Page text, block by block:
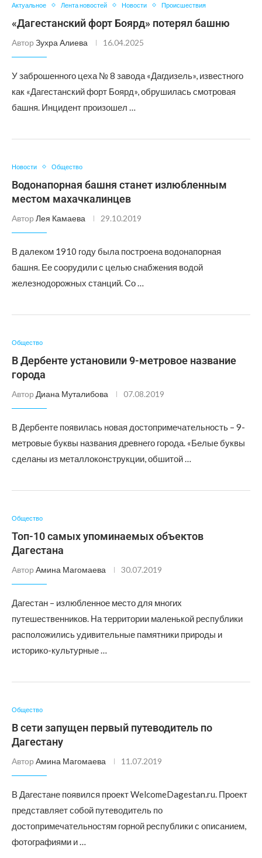
Актуальное Лента новостей Новости Происшествия
«Дагестанский форт Боярд» потерял башню
Автор Зухра Алиева 16.04.2025
У заброшенного цеха № 8 завода «Дагдизель», известного
как «Дагестанский форт Боярд», обрушилась смотровая
башня. Инцидент произошел …
Новости Общество
Водонапорная башня станет излюбленным
местом махачкалинцев
Автор Лея Камаева 29.10.2019
В далеком 1910 году была построена водонапорная
башня. Ее соорудили с целью снабжения водой
железнодорожных станций. Со …
Общество
В Дербенте установили 9-метровое название
города
Автор Диана Муталибова 07.08.2019
В Дербенте появилась новая достопримечательность – 9-
метровые буквы названия древнего города. «Белые буквы
сделаны из металлоконструкции, обшитой …
Общество
Топ-10 самых упоминаемых объектов
Дагестана
Автор Амина Магомаева 30.07.2019
Дагестан – излюбленное место для многих
путешественников. На территории маленькой республики
расположились удивительные памятники природы и
историко-культурные …
Общество
В сети запущен первый путеводитель по
Дагестану
Автор Амина Магомаева 11.07.2019
В Дагестане появился проект WelcomeDagestan.ru. Проект
представляет собой путеводитель по
достопримечательностям горной республики с описанием,
фотографиями и …